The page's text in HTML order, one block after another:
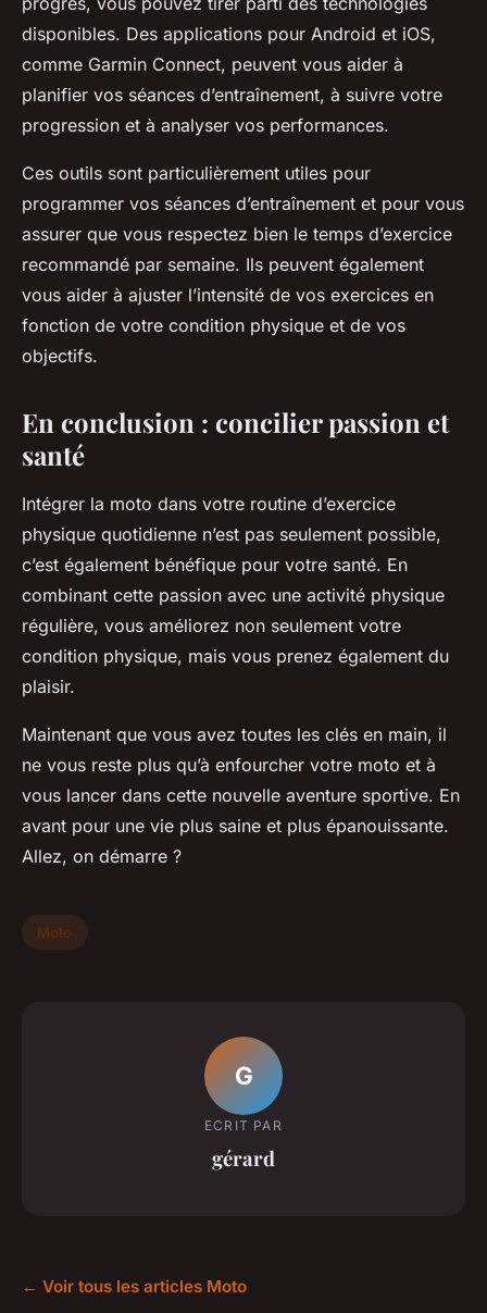
disponibles. Des applications pour Android et iOS,
comme Garmin Connect, peuvent vous aider à
planifier vos séances d’entraînement, à suivre votre
progression et à analyser vos performances.
Ces outils sont particulièrement utiles pour
programmer vos séances d’entraînement et pour vous
assurer que vous respectez bien le temps d’exercice
recommandé par semaine. Ils peuvent également
vous aider à ajuster l’intensité de vos exercices en
fonction de votre condition physique et de vos
objectifs.
En conclusion : concilier passion et
santé
Intégrer la moto dans votre routine d’exercice
physique quotidienne n’est pas seulement possible,
c’est également bénéfique pour votre santé. En
combinant cette passion avec une activité physique
régulière, vous améliorez non seulement votre
condition physique, mais vous prenez également du
plaisir.
Maintenant que vous avez toutes les clés en main, il
ne vous reste plus qu’à enfourcher votre moto et à
vous lancer dans cette nouvelle aventure sportive. En
avant pour une vie plus saine et plus épanouissante.
Allez, on démarre ?
Moto
G
ECRIT PAR
gérard
← Voir tous les articles Moto